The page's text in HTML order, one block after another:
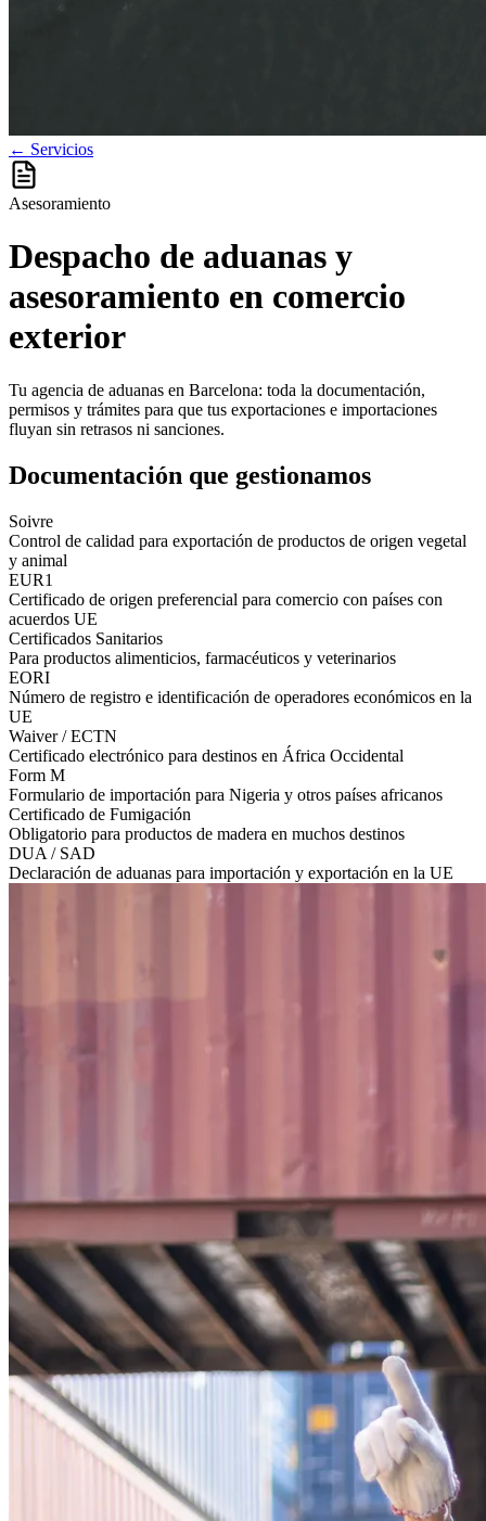
← Servicios
Asesoramiento
Despacho de aduanas y
asesoramiento en comercio
exterior
Tu agencia de aduanas en Barcelona: toda la documentación,
permisos y trámites para que tus exportaciones e importaciones
fluyan sin retrasos ni sanciones.
Documentación que gestionamos
Soivre
Control de calidad para exportación de productos de origen vegetal
y animal
EUR1
Certificado de origen preferencial para comercio con países con
acuerdos UE
Certificados Sanitarios
Para productos alimenticios, farmacéuticos y veterinarios
EORI
Número de registro e identificación de operadores económicos en la
UE
Waiver / ECTN
Certificado electrónico para destinos en África Occidental
Form M
Formulario de importación para Nigeria y otros países africanos
Certificado de Fumigación
Obligatorio para productos de madera en muchos destinos
DUA / SAD
Declaración de aduanas para importación y exportación en la UE